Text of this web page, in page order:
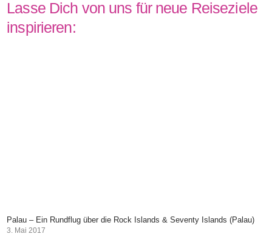
Lasse Dich von uns für neue Reiseziele
inspirieren:
Palau – Ein Rundflug über die Rock Islands & Seventy Islands (Palau)
3. Mai 2017